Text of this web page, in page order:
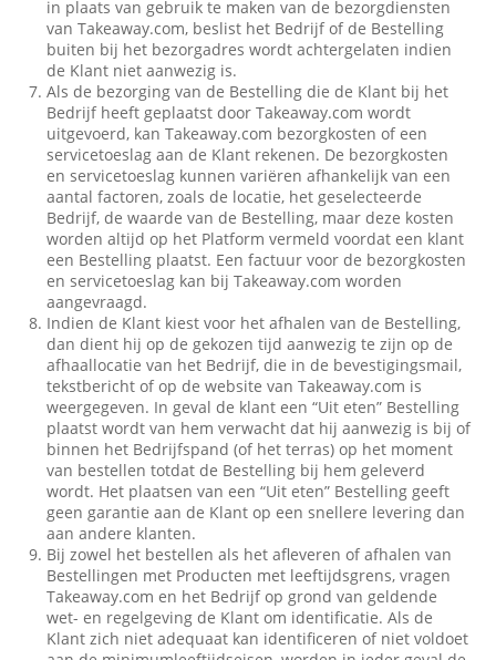
in plaats van gebruik te maken van de bezorgdiensten
van Takeaway.com, beslist het Bedrijf of de Bestelling
buiten bij het bezorgadres wordt achtergelaten indien
de Klant niet aanwezig is.
Als de bezorging van de Bestelling die de Klant bij het
Bedrijf heeft geplaatst door Takeaway.com wordt
uitgevoerd, kan Takeaway.com bezorgkosten of een
servicetoeslag aan de Klant rekenen. De bezorgkosten
en servicetoeslag kunnen variëren afhankelijk van een
aantal factoren, zoals de locatie, het geselecteerde
Bedrijf, de waarde van de Bestelling, maar deze kosten
worden altijd op het Platform vermeld voordat een klant
een Bestelling plaatst. Een factuur voor de bezorgkosten
en servicetoeslag kan bij Takeaway.com worden
aangevraagd.
Indien de Klant kiest voor het afhalen van de Bestelling,
dan dient hij op de gekozen tijd aanwezig te zijn op de
afhaallocatie van het Bedrijf, die in de bevestigingsmail,
tekstbericht of op de website van Takeaway.com is
weergegeven. In geval de klant een “Uit eten” Bestelling
plaatst wordt van hem verwacht dat hij aanwezig is bij of
binnen het Bedrijfspand (of het terras) op het moment
van bestellen totdat de Bestelling bij hem geleverd
wordt. Het plaatsen van een “Uit eten” Bestelling geeft
geen garantie aan de Klant op een snellere levering dan
aan andere klanten.
Bij zowel het bestellen als het afleveren of afhalen van
Bestellingen met Producten met leeftijdsgrens, vragen
Takeaway.com en het Bedrijf op grond van geldende
wet- en regelgeving de Klant om identificatie. Als de
Klant zich niet adequaat kan identificeren of niet voldoet